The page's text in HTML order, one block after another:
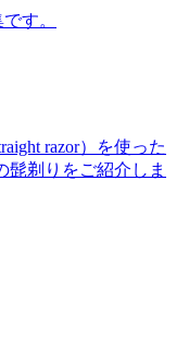
す。
razor）を使った
髭剃りをご紹介しま